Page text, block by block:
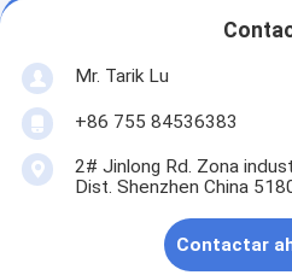
Mr. Tarik Lu
+86 755 84536383
2# Jinlong Rd. Zona
Dist. Shenzhen China
Contactar